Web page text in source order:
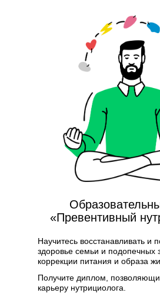
«Превентивный
Научитесь восстанавливать и
здоровье семьи и подопечных
коррекции питания и образа
Получите диплом,
карьеру нутрициолога.